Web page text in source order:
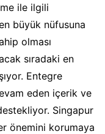
ile ilgili
büyük nüfusuna
olması
sıradaki en
Entegre
eden içerik ve
Singapur
önemini korumaya